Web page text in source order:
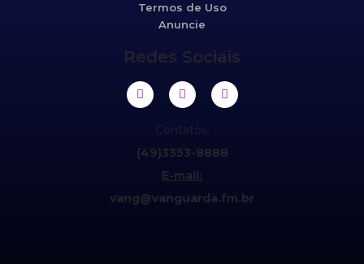
Termos de Uso
Anuncie
Redes Sociais
Contatos:
(49)3353-8888
E-mail:
vang@vanguarda.fm.br